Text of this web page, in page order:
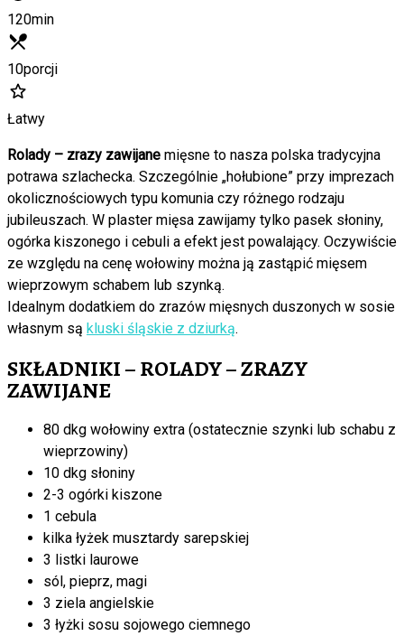
120min
10porcji
Łatwy
Rolady – zrazy zawijane mięsne to nasza polska tradycyjna
potrawa szlachecka. Szczególnie „hołubione” przy imprezach
okolicznościowych typu komunia czy różnego rodzaju
jubileuszach. W plaster mięsa zawijamy tylko pasek słoniny,
ogórka kiszonego i cebuli a efekt jest powalający. Oczywiście
ze względu na cenę wołowiny można ją zastąpić mięsem
wieprzowym schabem lub szynką.
Idealnym dodatkiem do zrazów mięsnych duszonych w sosie
własnym są kluski śląskie z dziurką.
SKŁADNIKI – ROLADY – ZRAZY
ZAWIJANE
80 dkg wołowiny extra (ostatecznie szynki lub schabu z
wieprzowiny)
10 dkg słoniny
2-3 ogórki kiszone
1 cebula
kilka łyżek musztardy sarepskiej
3 listki laurowe
sól, pieprz, magi
3 ziela angielskie
3 łyżki sosu sojowego ciemnego